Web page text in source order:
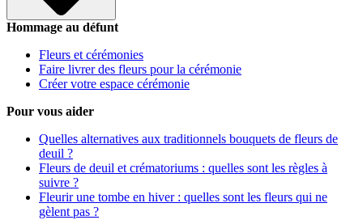
Hommage au défunt
Fleurs et cérémonies
Faire livrer des fleurs pour la cérémonie
Créer votre espace cérémonie
Pour vous aider
Quelles alternatives aux traditionnels bouquets de fleurs de
deuil ?
Fleurs de deuil et crématoriums : quelles sont les règles à
suivre ?
Fleurir une tombe en hiver : quelles sont les fleurs qui ne
gèlent pas ?